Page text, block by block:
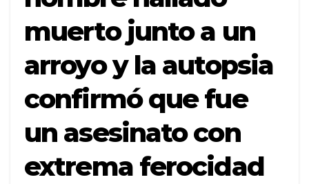
muerto junto a un
arroyo y la autopsia
confirmó que fue
un asesinato con
extrema ferocidad